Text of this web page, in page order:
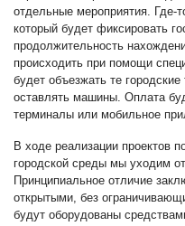
отдельные мероприятия. Где-
который будет фиксировать
продолжительность
происходить при помощи
будет объезжать те
оставлять машины. Оплата
терминалы или мобильное
В ходе реализации проектов
городской среды мы уходим
Принципиальное отличие
открытыми, без
будут оборудованы